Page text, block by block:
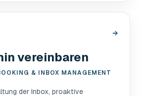
→
vereinbaren
& INBOX MANAGEMENT
der Inbox, proaktive